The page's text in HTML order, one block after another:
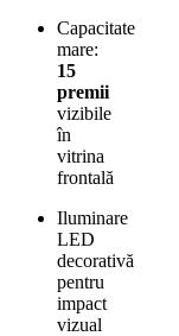
Capacitate
mare:
15
premii
vizibile
în
vitrina
frontală
Iluminare
LED
decorativă
pentru
impact
vizual